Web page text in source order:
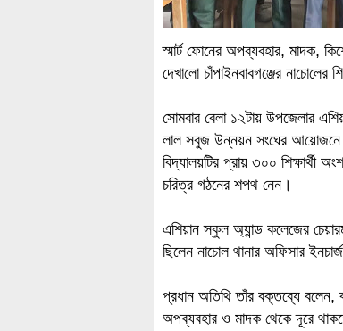
স্মার্ট ফোনের অপব্যবহার, মাদক,
দেখালো চাঁপাইনবাবগঞ্জের নাচোলের
সোমবার বেলা ১২টায় উপজেলার
লাল সবুজ উন্নয়ন সংঘের আয়োজনে
বিদ্যালয়টির প্রায় ৩০০ শিক্ষার্থী
চরিত্র গঠনের শপথ নেন।
এশিয়ান স্কুল অ্যান্ড কলেজের
ছিলেন নাচোল থানার অফিসার
প্রধান অতিথি তাঁর বক্তব্যে বলেন,
অপব্যবহার ও মাদক থেকে দূরে